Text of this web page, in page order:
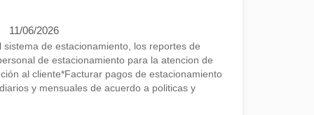
11/06/2026
de estacionamiento, los reportes de
de estacionamiento para la atencion de
al cliente*Facturar pagos de estacionamiento
y mensuales de acuerdo a politicas y